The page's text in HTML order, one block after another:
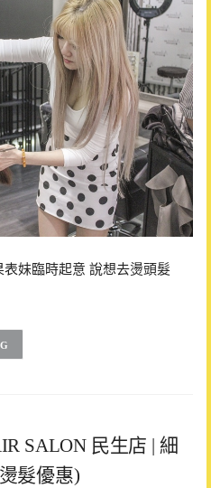
妹臨時起意 說想去燙頭髮
SALON 民生店 | 細
髮優惠)